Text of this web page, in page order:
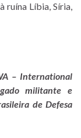
ruína Líbia, Síria,
– International
militante e
de Defesa